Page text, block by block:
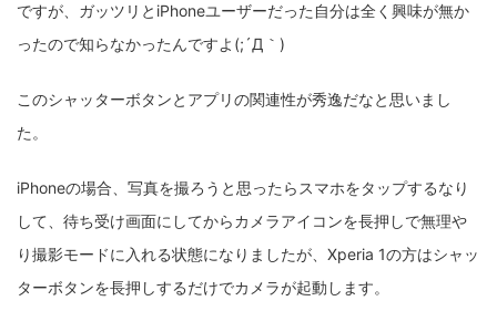
ですが、ガッツリとiPhoneユーザーだった自分は全く興味が無か
ったので知らなかったんですよ(;´Д｀)
このシャッターボタンとアプリの関連性が秀逸だなと思いまし
た。
iPhoneの場合、写真を撮ろうと思ったらスマホをタップするなり
して、待ち受け画面にしてからカメラアイコンを長押しで無理や
り撮影モードに入れる状態になりましたが、Xperia 1の方はシャッ
ターボタンを長押しするだけでカメラが起動します。